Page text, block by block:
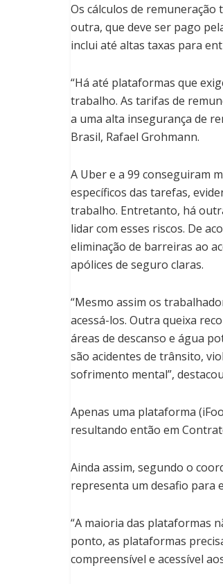
Os cálculos de
outra, que deve ser pago
inclui até altas taxas para
“Há até plataformas que
trabalho. As tarifas de
a uma alta insegurança de
Brasil, Rafael Grohmann.
A Uber e a 99 conseguiram
específicos das tarefas,
trabalho. Entretanto, há
lidar com esses riscos. De
eliminação de barreiras ao
apólices de seguro claras.
“Mesmo assim os
acessá-los. Outra queixa
áreas de descanso e água
são acidentes de trânsito,
sofrimento mental”,
Apenas uma plataforma
resultando então em
Ainda assim, segundo o
representa um desafio para
“A maioria das plataformas
ponto, as plataformas
compreensível e acessível